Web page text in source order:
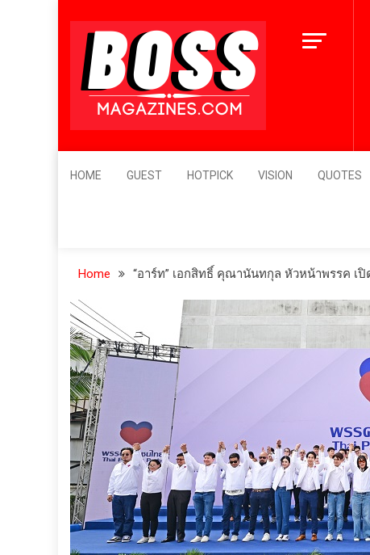
content
Leader's Vision
HOME GUEST HOTPICK VISION QUOTES
Home “อาร์ท” เอกสิทธิ์ คุณานันทกุล หัวหน้าพรรค เปิ